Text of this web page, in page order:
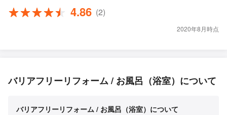
4.86 (2)
2020年8月時点
バリアフリーリフォーム / お風呂（浴室）について
バリアフリーリフォーム / お風呂（浴室）について